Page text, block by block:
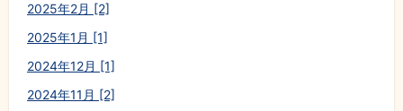
2025年2月 [2]
2025年1月 [1]
2024年12月 [1]
2024年11月 [2]